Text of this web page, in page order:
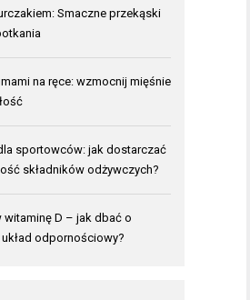
Smaczne przekąski
na ręce: wzmocnij mięśnie
sportowców: jak dostarczać
składników odżywczych?
witaminę D – jak dbać o
odpornościowy?